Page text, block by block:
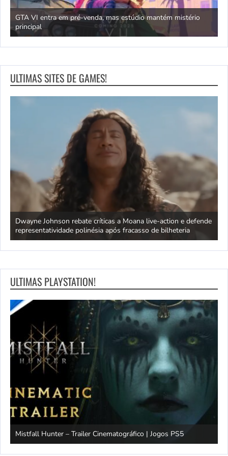
GTA VI entra em pré-venda, mas estúdio mantém mistério
principal
ULTIMAS SITES DE GAMES!
Dwayne Johnson rebate críticas a Moana live-action e defende
representatividade polinésia após fracasso de bilheteria
ULTIMAS PLAYSTATION!
Mistfall Hunter – Trailer Cinematográfico | Jogos PS5